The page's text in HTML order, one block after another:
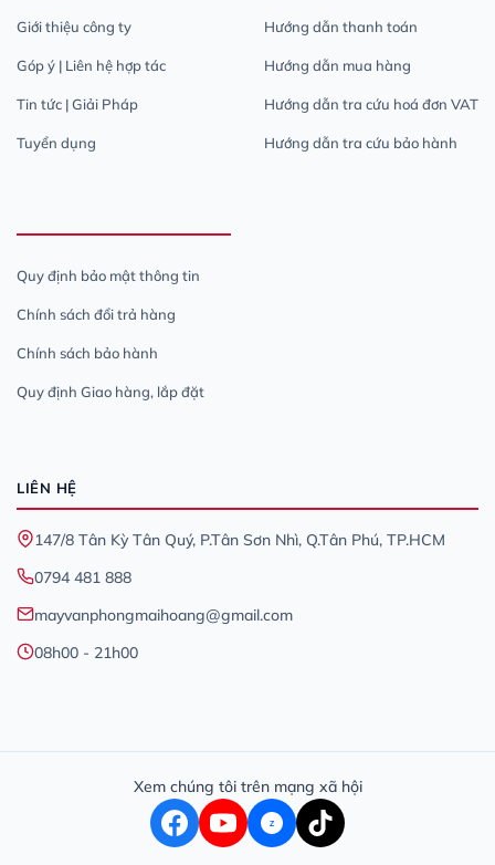
Giới thiệu công ty
Góp ý | Liên hệ hợp tác
Tin tức | Giải Pháp
Tuyển dụng
Hướng dẫn thanh toán
Hướng dẫn mua hàng
Hướng dẫn tra cứu hoá đơn VAT
Hướng dẫn tra cứu bảo hành
Quy định bảo mật thông tin
Chính sách đổi trả hàng
Chính sách bảo hành
Quy định Giao hàng, lắp đặt
LIÊN HỆ
147/8 Tân Kỳ Tân Quý, P.Tân Sơn Nhì, Q.Tân Phú, TP.HCM
0794 481 888
mayvanphongmaihoang@gmail.com
08h00 - 21h00
Xem chúng tôi trên mạng xã hội
Z